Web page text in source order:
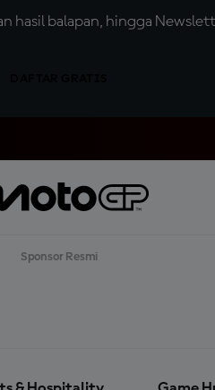
hasil balapan, hingga
Sponsor Resmi